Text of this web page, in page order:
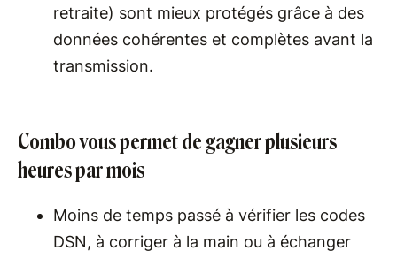
retraite) sont mieux protégés grâce à des
données cohérentes et complètes avant la
transmission.
Combo vous permet de gagner plusieurs
heures par mois
Moins de temps passé à vérifier les codes
DSN, à corriger à la main ou à échanger